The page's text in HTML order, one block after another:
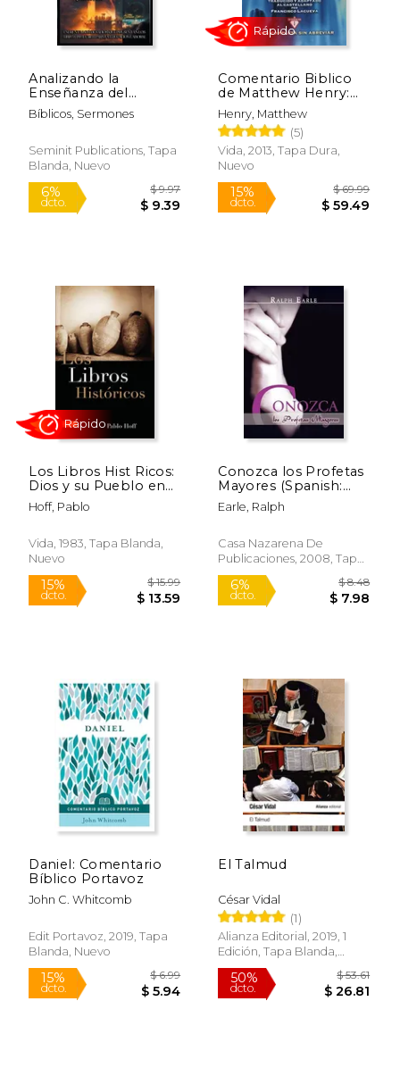
dcto. $ 23.81
15%
dcto.
Analizando la
Enseñanza del
Trabajo en los 12
Profetas de la Biblia
Bíblicos, Sermones
Seminit Publications, Tapa
Blanda, Nuevo
dcto. $ 9.39
Comentario Biblico
de Matthew Henry:
Obra Completa sin
Abreviar - 13 Tomos
en 1
Henry, Matthew
(5)
Vida, 2013, Tapa Dura,
Nuevo
dcto. $
Rápido
Los Libros Hist Ricos:
Dios y su Pueblo en
el Antiguo
Testamento
Hoff, Pablo
Vida, 1983, Tapa Blanda,
Nuevo
Rápido
Conozca los Profetas
Mayores (Spanish:
Meet the Major
Prophets)
Earle, Ralph
Casa Nazarena De
Publicaciones, 2008, Tapa
Blanda, Nuevo
6%
Daniel: Comentario
Bíblico Portavoz
John C. Whitcomb
Edit Portavoz, 2019, Tapa
Blanda, Nuevo
El Talmud
César Vidal
(1)
Alianza Editorial, 2019, 1
Edición, Tapa Blanda,
Nuevo